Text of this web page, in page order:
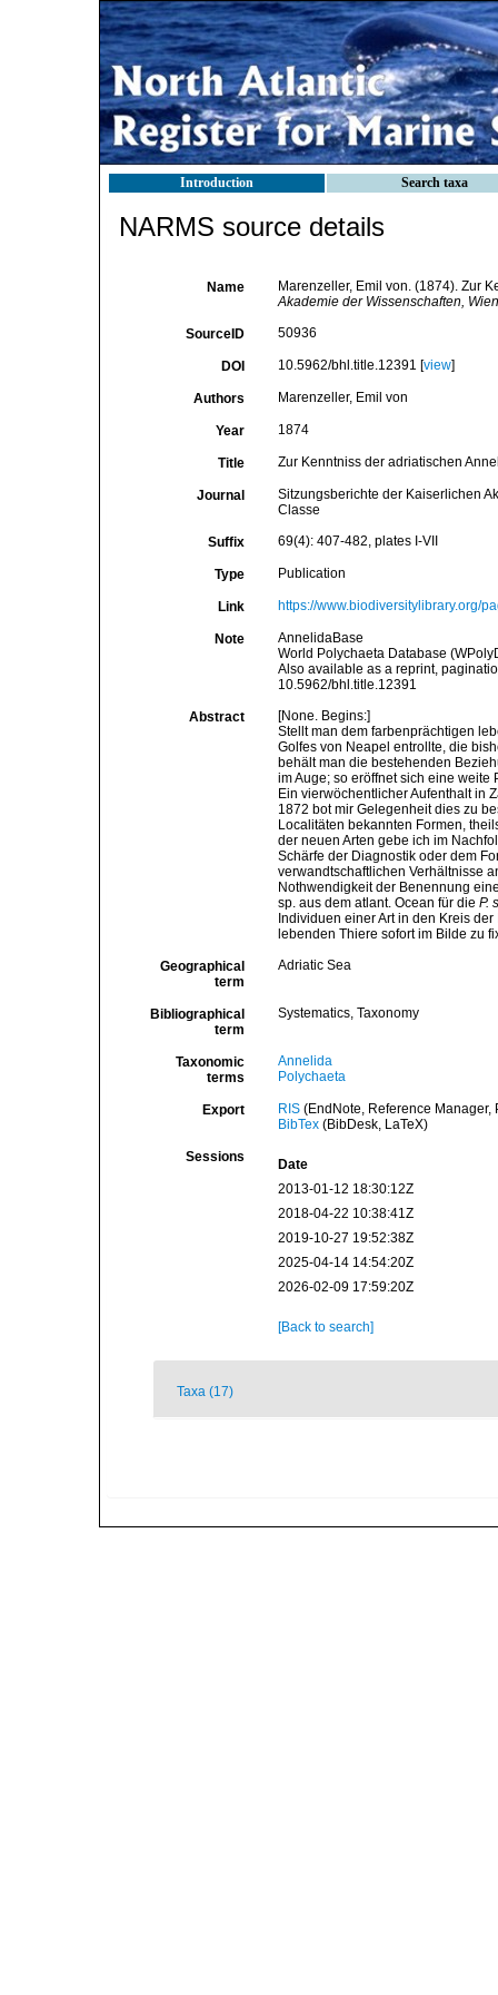
Introduction Search taxa
NARMS source details
Name
Marenzeller, Emil von. (1874). Zur
Akademie der Wissenschaften,
SourceID 50936
DOI 10.5962/bhl.title.12391 [view]
Authors Marenzeller, Emil von
Year 1874
Title Zur Kenntniss der adriatischen
Journal
Sitzungsberichte der Kaiserlichen
Classe
Suffix 69(4): 407-482, plates I-VII
Type Publication
Link https://www.biodiversitylibrary.org/
Note
AnnelidaBase
World Polychaeta Database
Also available as a reprint,
10.5962/bhl.title.12391
Abstract
[None. Begins:]
Stellt man dem farbenprächtigen
Golfes von Neapel entrollte, die
behält man die bestehenden
im Auge; so eröffnet sich eine
Ein vierwöchentlicher Aufenthalt in
1872 bot mir Gelegenheit dies zu
Localitäten bekannten Formen,
der neuen Arten gebe ich im
Schärfe der Diagnostik oder dem
verwandtschaftlichen Verhältnisse
Nothwendigkeit der Benennung
sp. aus dem atlant. Ocean für die P.
Individuen einer Art in den Kreis
lebenden Thiere sofort im Bilde zu
Geographical
term
Adriatic Sea
Bibliographical
term
Systematics, Taxonomy
Taxonomic
terms
Annelida
Polychaeta
Export RIS(EndNote, Reference Manager,
BibTex(BibDesk, LaTeX)
Sessions
Date
2013-01-12 18:30:12Z
2018-04-22 10:38:41Z
2019-10-27 19:52:38Z
2025-04-14 14:54:20Z
2026-02-09 17:59:20Z
[Back to search]
Taxa (17)